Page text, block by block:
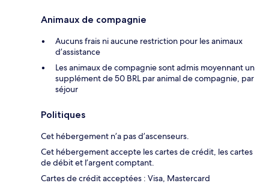
Animaux de compagnie
Aucuns frais ni aucune restriction pour les animaux
d’assistance
Les animaux de compagnie sont admis moyennant un
supplément de 50 BRL par animal de compagnie, par
séjour
Politiques
Cet hébergement n’a pas d’ascenseurs.
Cet hébergement accepte les cartes de crédit, les cartes
de débit et l’argent comptant.
Cartes de crédit acceptées : Visa, Mastercard